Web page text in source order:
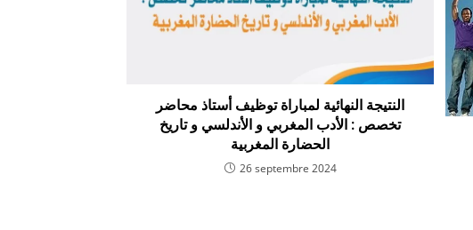
النتيجة النهائية لمباراة توظيف أستاذ محاضر
تخصص : الأدب المغربي و الأندلسي و تاريخ
الحضارة المغربية
26 septembre 2024